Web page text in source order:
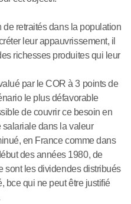
retraités dans la population
leur appauvrissement, il
richesses produites qui leur
par le COR à 3 points de
le plus défavorable
de couvrir ce besoin en
salariale dans la valeur
en France comme dans
des années 1980, de
sont les dividendes distribués
bce qui ne peut être justifié